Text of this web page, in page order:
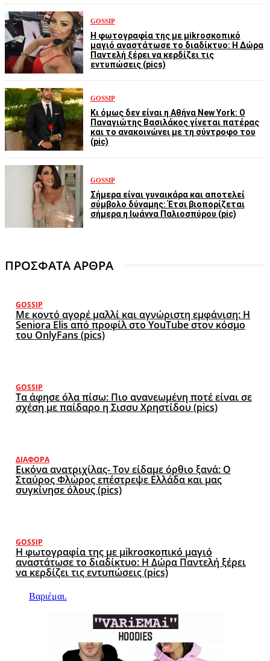
GOSSIP
Η φωτογραφία της με μikroσκοπικό
μαγιό αναστάτωσε το διαδίκτυο: Η Δώρα
Παντελή ξέρει να κερδίζει τις
εντυπώσεις (pics)
GOSSIP
Κι όμως δεν είναι η Αθήνα New York: Ο
Παναγιώτης Βασιλάκος γίνεται πατέρας
και το ανακοινώνει με τη σύντροφο του
(pic)
GOSSIP
Σήμερα είναι γυναικάρα και αποτελεί
σύμβολο δύναμης: Έτσι βιοπορίζεται
σήμερα η Ιωάννα Παλιοσπύρου (pic)
ΠΡΟΣΦΑΤΑ ΑΡΘΡΑ
GOSSIP
Με κοντό αγορέ μαλλί και αγνώριστη εμφάνιση: Η
Seniora Elis από προφίλ στο YouTube στον κόσμο
του OnlyFans (pics)
GOSSIP
Τα άφησε όλα πίσω: Πιο ανανεωμένη ποτέ είναι σε
σχέση με παίδαρο η Σισσυ Χρηστίδου (pics)
ΔΙΆΦΟΡΑ
Εικόνα ανατριχίλας- Τον είδαμε όρθιο ξανά: Ο
Σταύρος Φλώρος επέστρεψε Ελλάδα και μας
συγκίνησε όλους (pics)
GOSSIP
Η φωτογραφία της με μikroσκοπικό μαγιό
αναστάτωσε το διαδίκτυο: Η Δώρα Παντελή ξέρει
να κερδίζει τις εντυπώσεις (pics)
Βαριέμαι.